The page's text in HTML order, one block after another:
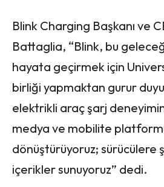
Blink Charging Başkanı ve
Battaglia, “Blink, bu
hayata geçirmek için
birliği yapmaktan gurur
elektrikli araç şarj
medya ve mobilite
dönüştürüyoruz; sürücülere
içerikler sunuyoruz” dedi.